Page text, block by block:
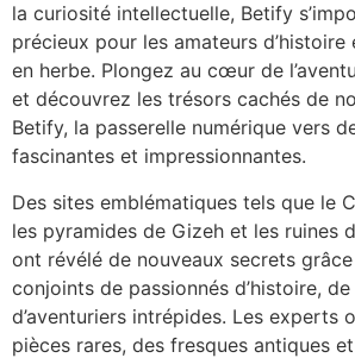
la curiosité intellectuelle, Betify
précieux pour les amateurs d’histoire
en herbe. Plongez au cœur de
et découvrez les trésors cachés de
Betify, la passerelle numérique vers
fascinantes et impressionnantes.
Des sites emblématiques tels que le
les pyramides de Gizeh et les ruines
ont révélé de nouveaux secrets
conjoints de passionnés d’histoire,
d’aventuriers intrépides. Les experts
pièces rares, des fresques antiques